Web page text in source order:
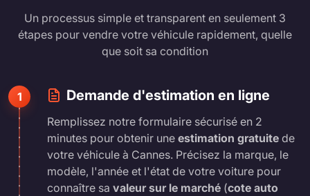
Un processus simple et transparent en seulement 3
étapes pour vendre votre véhicule rapidement, quelle
que soit sa condition
1 Demande d'estimation en ligne
Remplissez notre formulaire sécurisé en 2
minutes pour obtenir une estimation gratuite de
votre véhicule à Cannes. Précisez la marque, le
modèle, l'année et l'état de votre voiture pour
connaître sa valeur sur le marché (cote auto